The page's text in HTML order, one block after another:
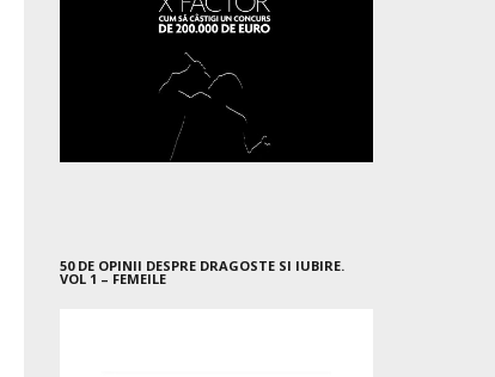
50 DE OPINII DESPRE DRAGOSTE SI IUBIRE.
VOL 1 – FEMEILE